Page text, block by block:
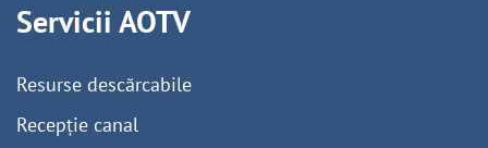
Servicii AOTV
Resurse descărcabile
Recepție canal